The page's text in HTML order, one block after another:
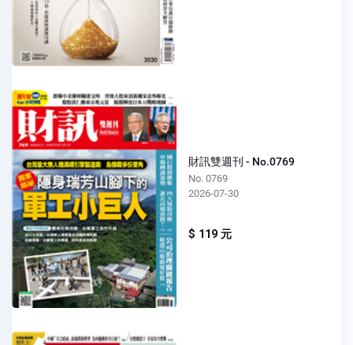
財訊雙週刊 - No.0769
No. 0769
2026-07-30
$ 119 元